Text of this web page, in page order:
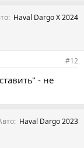
Haval Dargo X 2024
#12
- не
Haval Dargo 2023